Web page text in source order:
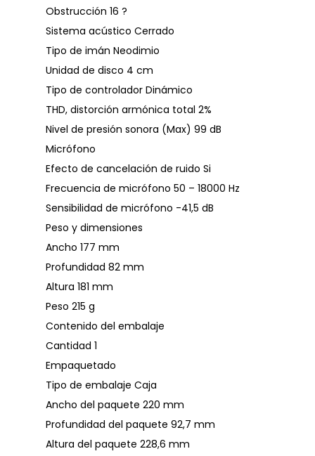
Obstrucción 16 ?
Sistema acústico Cerrado
Tipo de imán Neodimio
Unidad de disco 4 cm
Tipo de controlador Dinámico
THD, distorción armónica total 2%
Nivel de presión sonora (Max) 99 dB
Micrófono
Efecto de cancelación de ruido Si
Frecuencia de micrófono 50 – 18000 Hz
Sensibilidad de micrófono -41,5 dB
Peso y dimensiones
Ancho 177 mm
Profundidad 82 mm
Altura 181 mm
Peso 215 g
Contenido del embalaje
Cantidad 1
Empaquetado
Tipo de embalaje Caja
Ancho del paquete 220 mm
Profundidad del paquete 92,7 mm
Altura del paquete 228,6 mm